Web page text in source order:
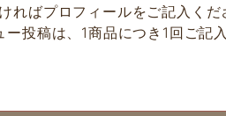
ればプロフィールをご記入くだ
ー投稿は、1商品につき1回ご記